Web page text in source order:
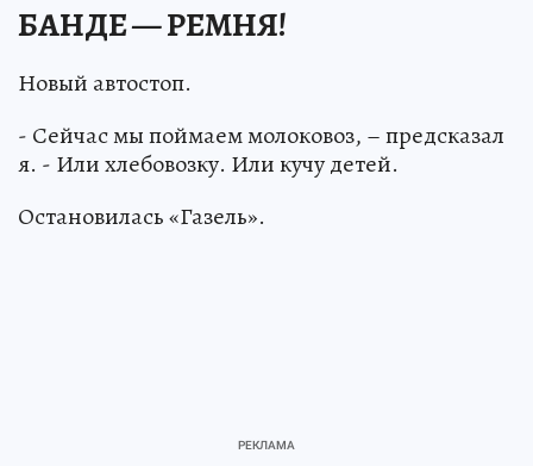
БАНДЕ — РЕМНЯ!
Новый автостоп.
- Сейчас мы поймаем молоковоз, – предсказал
я. - Или хлебовозку. Или кучу детей.
Остановилась «Газель».